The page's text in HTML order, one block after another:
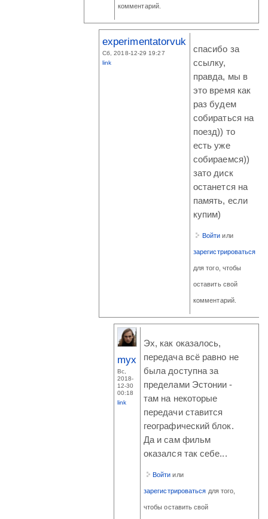
комментарий.
experimentatorvuk
Сб, 2018-12-29 19:27
link
спасибо за
ссылку,
правда, мы в
это время как
раз будем
собираться на
поезд)) то
есть уже
собираемся))
зато диск
останется на
память, если
купим)
Войти или
зарегистрироваться
для того, чтобы
оставить свой
комментарий.
myx
Вс,
2018-
12-30
00:18
link
Эх, как оказалось,
передача всё равно не
была доступна за
пределами Эстонии -
там на некоторые
передачи ставится
географический блок.
Да и сам фильм
оказался так себе...
Войти или
зарегистрироваться для того,
чтобы оставить свой